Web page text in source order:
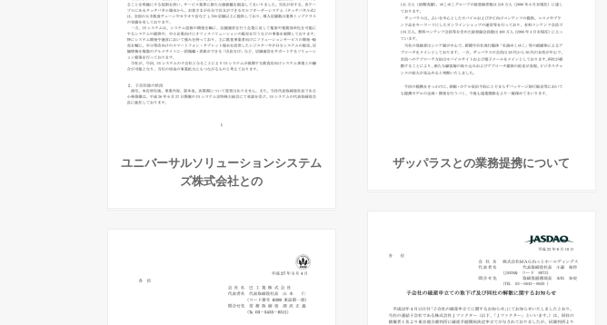
ユニバーサルソリューションシステム
ズ株式会社との
ザッパラスとの業務提携について